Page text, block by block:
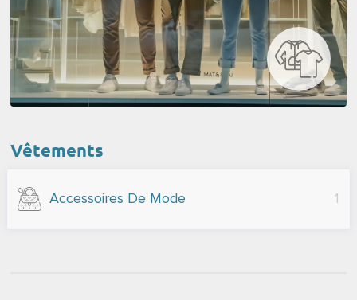
Vêtements
Accessoires De Mode 1